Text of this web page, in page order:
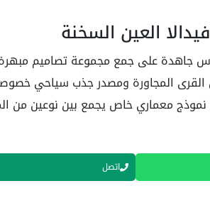
العين السخنة
جاهدة على جمع مجموعة تصاميم
معماري خاص يجمع بين نوعين من
اتصل